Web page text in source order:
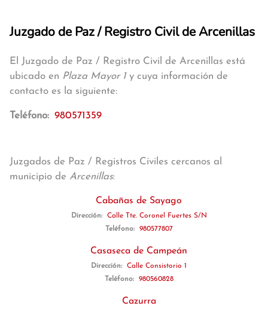
Juzgado de Paz / Registro Civil de Arcenillas
El Juzgado de Paz / Registro Civil de Arcenillas está
ubicado en Plaza Mayor 1y cuya información de
contacto es la siguiente:
Teléfono: 980571359
Juzgados de Paz / Registros Civiles cercanos al
municipio de Arcenillas:
Cabañas de Sayago
Dirección:
Calle Tte. Coronel Fuertes S/N
Teléfono:
980577807
Casaseca de Campeán
Dirección:
Calle Consistorio 1
Teléfono:
980560828
Cazurra